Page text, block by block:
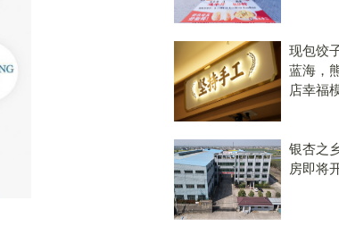
现包饺
蓝海，
店幸福
银杏之
房即将